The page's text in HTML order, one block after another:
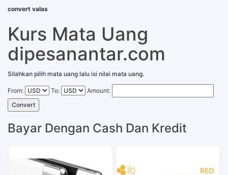
convert valas
Kurs Mata Uang
dipesanantar.com
Silahkan pilih mata uang lalu isi nilai mata uang.
From: To:
Amount:
Convert
Bayar Dengan Cash Dan Kredit